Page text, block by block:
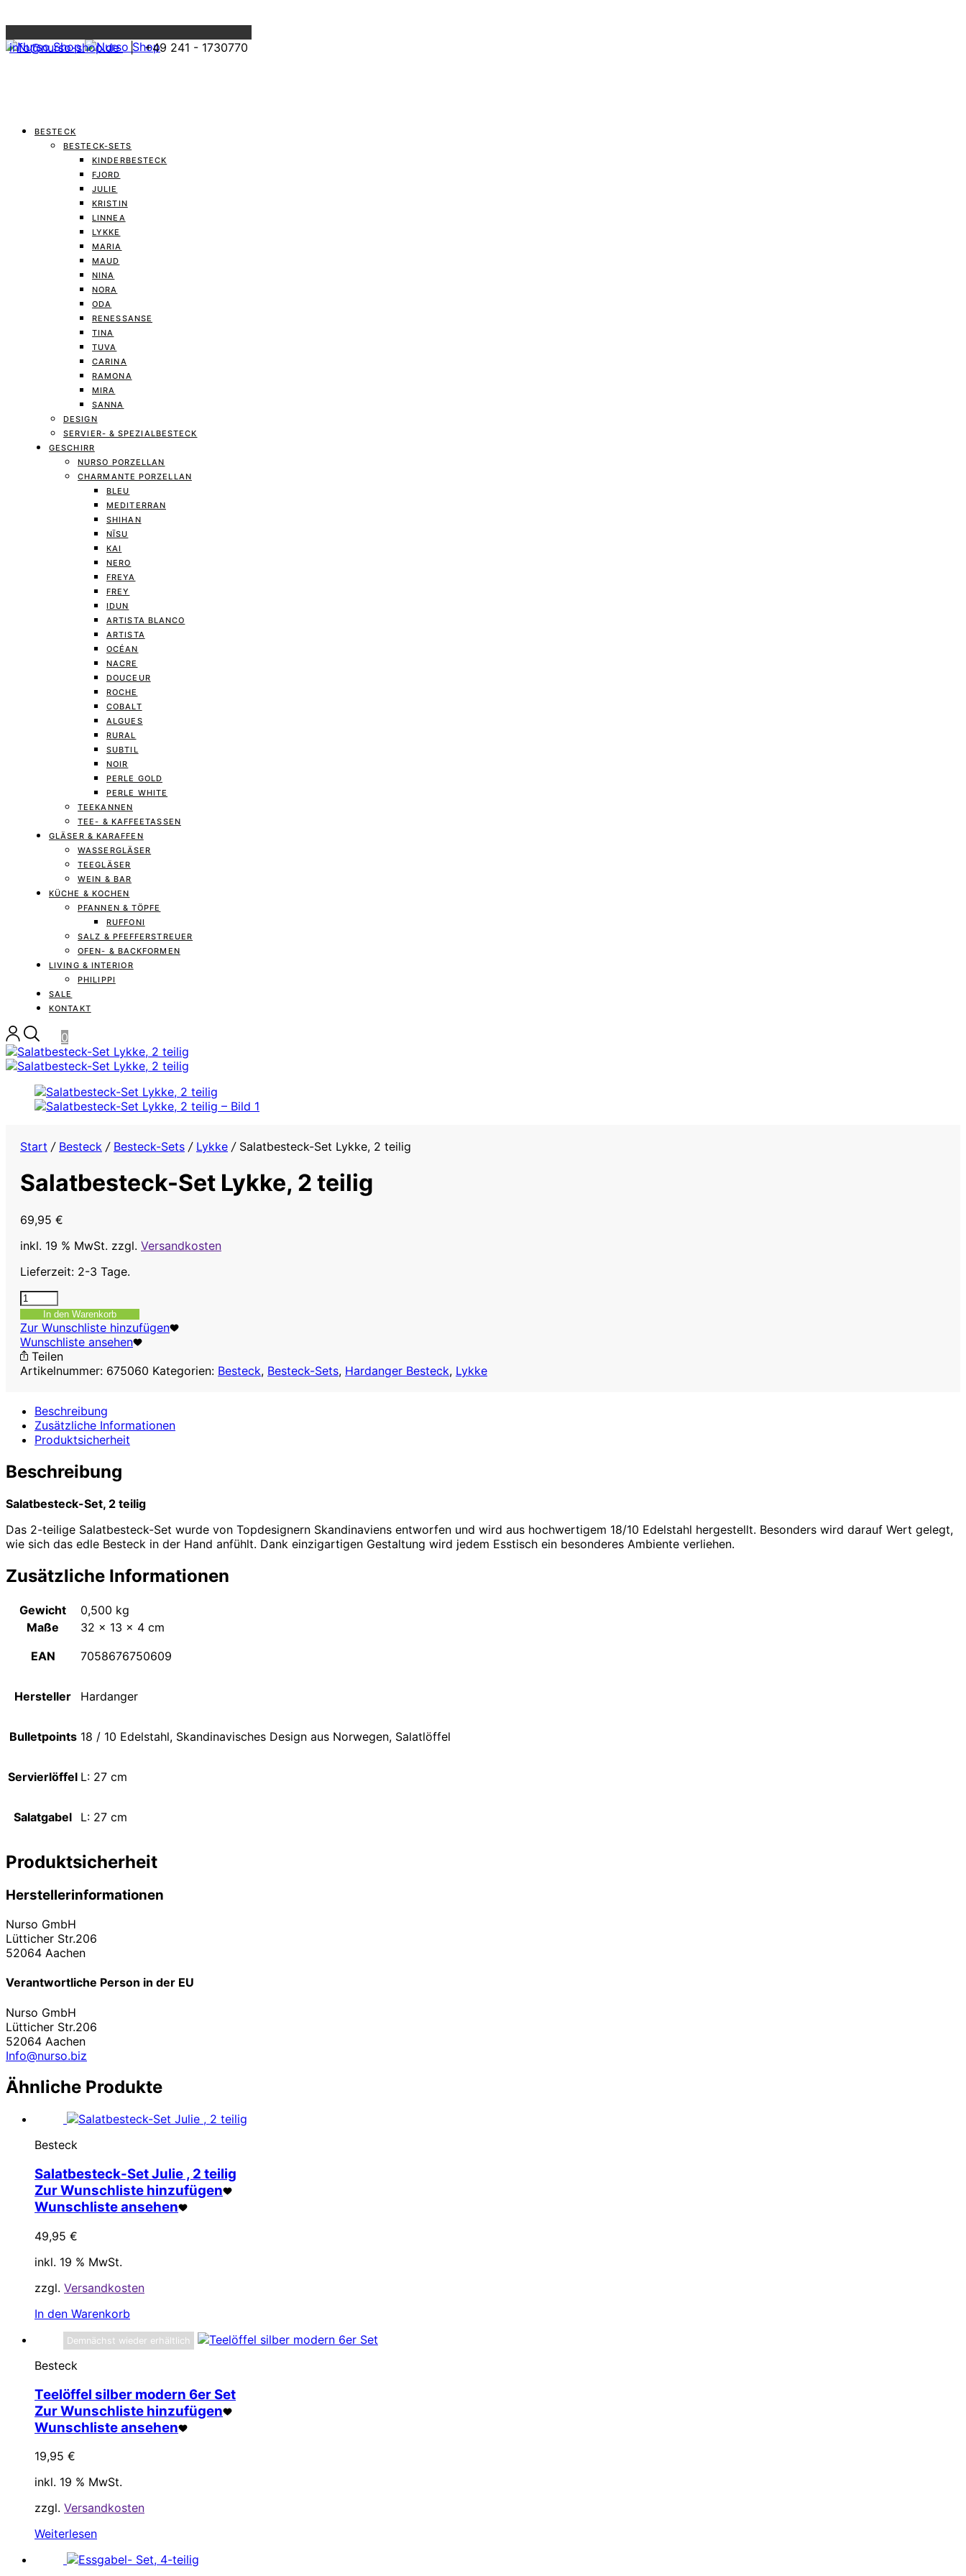
info@nurso-shop.de| +49 241 - 1730770
BESTECK
BESTECK-SETS
KINDERBESTECK
FJORD
JULIE
KRISTIN
LINNEA
LYKKE
MARIA
MAUD
NINA
NORA
ODA
RENESSANSE
TINA
TUVA
CARINA
RAMONA
MIRA
SANNA
DESIGN
SERVIER- & SPEZIALBESTECK
GESCHIRR
NURSO PORZELLAN
CHARMANTE PORZELLAN
BLEU
MEDITERRAN
SHIHAN
NĪSU
KAI
NERO
FREYA
FREY
IDUN
ARTISTA BLANCO
ARTISTA
OCÉAN
NACRE
DOUCEUR
ROCHE
COBALT
ALGUES
RURAL
SUBTIL
NOIR
PERLE GOLD
PERLE WHITE
TEEKANNEN
TEE- & KAFFEETASSEN
GLÄSER & KARAFFEN
WASSERGLÄSER
TEEGLÄSER
WEIN & BAR
KÜCHE & KOCHEN
PFANNEN & TÖPFE
RUFFONI
SALZ & PFEFFERSTREUER
OFEN- & BACKFORMEN
LIVING & INTERIOR
PHILIPPI
SALE
KONTAKT
0
Start / Besteck / Besteck-Sets / Lykke /Salatbesteck-Set Lykke, 2 teilig
Salatbesteck-Set Lykke, 2 teilig
69,95 €
inkl. 19 % MwSt. zzgl. Versandkosten
Lieferzeit: 2-3 Tage.
Salatbesteck-
Set
Lykke,
2
teilig
Menge
In den Warenkorb
Zur Wunschliste hinzufügen
Wunschliste ansehen
Teilen
Artikelnummer: 675060 Kategorien: Besteck, Besteck-Sets, Hardanger Besteck, Lykke
Beschreibung
Zusätzliche Informationen
Produktsicherheit
Beschreibung
Salatbesteck-Set, 2 teilig
Das 2-teilige Salatbesteck-Set wurde von Topdesignern Skandinaviens entworfen und wird aus hochwertigem 18/10 Edelstahl hergestellt. Besonders wird darauf Wert gelegt,
wie sich das edle Besteck in der Hand anfühlt. Dank einzigartigen Gestaltung wird jedem Esstisch ein besonderes Ambiente verliehen.
Zusätzliche Informationen
Gewicht
0,500 kg
Maße
32 × 13 × 4 cm
EAN
7058676750609
Hersteller Hardanger
Bulletpoints 18 / 10 Edelstahl, Skandinavisches Design aus Norwegen, Salatlöffel
Servierlöffel L: 27 cm
Salatgabel L: 27 cm
Produktsicherheit
Herstellerinformationen
Nurso GmbH
Lütticher Str.206
52064 Aachen
Verantwortliche Person in der EU
Nurso GmbH
Lütticher Str.206
52064 Aachen
Info@nurso.biz
Ähnliche Produkte
Besteck
Salatbesteck-Set Julie , 2 teilig
Zur Wunschliste hinzufügen
Wunschliste ansehen
49,95 €
inkl. 19 % MwSt.
zzgl. Versandkosten
In den Warenkorb
Demnächst wieder erhältlich
Besteck
Teelöffel silber modern 6er Set
Zur Wunschliste hinzufügen
Wunschliste ansehen
19,95 €
inkl. 19 % MwSt.
zzgl. Versandkosten
Weiterlesen